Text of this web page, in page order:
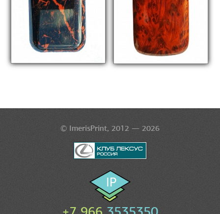
© ImerisPrint, 2012 — 2026